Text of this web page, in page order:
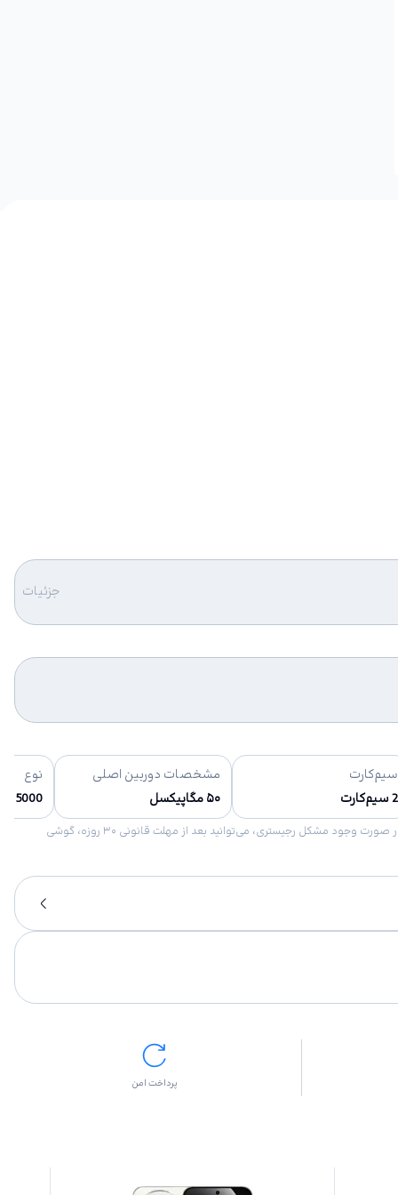
جزئیات
سیم‌کارت
2 سیم‌کارت
مشخصات دوربین اصلی
۵۰ مگاپیکسل
نوع
5000 میلی‌آمپر‌ساعت
امکان برگشت کالا در گروه موبایل با دلیل “انصراف از خرید“ تنها در صورتی مورد قبول است که پلمب کالا باز نشده باشد. تمام گوشی‌های جی‌اس‌ام ضمانت رجیستری دارند. در صورت وجود مشکل رجیستری، می‌توانید بعد از مهلت قانونی ۳۰ روزه، گوشی
پرداخت امن